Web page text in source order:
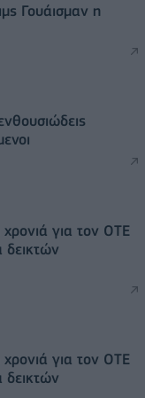
Γουάισμαν η
για τον ΟΤΕ
δεικτών
για τον ΟΤΕ
δεικτών